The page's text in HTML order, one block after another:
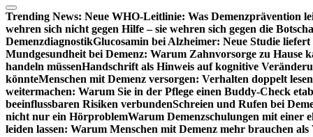
Trending News: Neue WHO-Leitlinie: Was Demenzprävention
wehren sich nicht gegen Hilfe – sie wehren sich gegen die
DemenzdiagnostikGlucosamin bei Alzheimer: Neue Studie
Mundgesundheit bei Demenz: Warum Zahnvorsorge zu Hause
handeln müssenHandschrift als Hinweis auf kognitive
könnteMenschen mit Demenz versorgen: Verhalten doppelt lesen
weitermachen: Warum Sie in der Pflege einen Buddy-Check
beeinflussbaren Risiken verbundenSchreien und Rufen bei
nicht nur ein HörproblemWarum Demenzschulungen mit einer
leiden lassen: Warum Menschen mit Demenz mehr brauchen als